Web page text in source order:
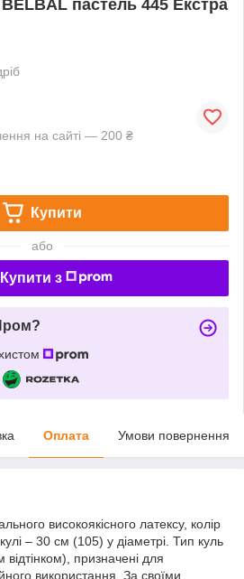
пастель 445 Екстра
на сайті — 200 ₴
Купити
або
Купити з
Оплата Умови повернення
високоякісного латексу, колір
кулі – 30 см (105) у діаметрі. Тип куль
призначені для
використання. За своїми